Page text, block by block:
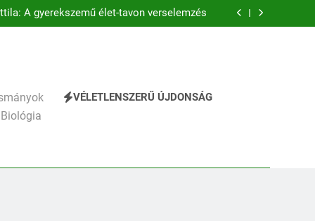
A gyerekszemű élet-tavon verselemzés
már a nap a dél hév pontjára, 1794)
VÉLETLENSZERŰ ÚJDONSÁG